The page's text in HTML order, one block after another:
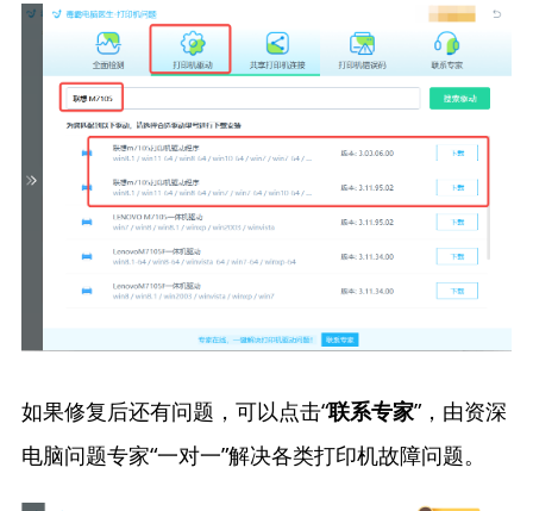
如果修复后还有问题，可以点击“联系专家”，由资深
电脑问题专家“一对一”解决各类打印机故障问题。